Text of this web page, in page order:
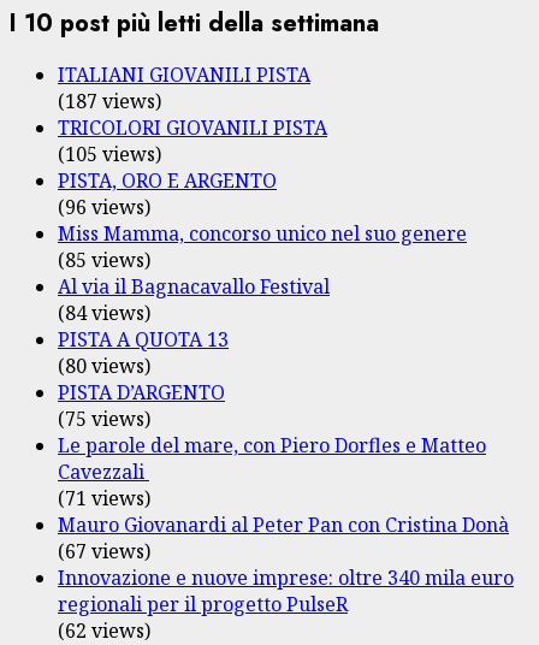
I 10 post più letti della settimana
ITALIANI GIOVANILI PISTA
(187 views)
TRICOLORI GIOVANILI PISTA
(105 views)
PISTA, ORO E ARGENTO
(96 views)
Miss Mamma, concorso unico nel suo genere
(85 views)
Al via il Bagnacavallo Festival
(84 views)
PISTA A QUOTA 13
(80 views)
PISTA D’ARGENTO
(75 views)
Le parole del mare, con Piero Dorfles e Matteo
Cavezzali
(71 views)
Mauro Giovanardi al Peter Pan con Cristina Donà
(67 views)
Innovazione e nuove imprese: oltre 340 mila euro
regionali per il progetto PulseR
(62 views)